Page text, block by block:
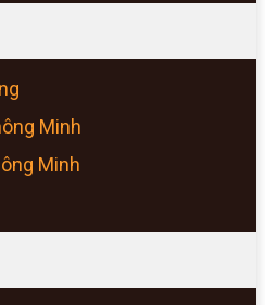
Minh
Minh